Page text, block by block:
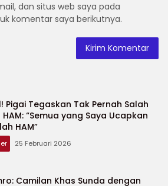
dan situs web saya pada
komentar saya berikutnya.
Pigai Tegaskan Tak Pernah Salah
HAM: “Semua yang Saya Ucapkan
HAM”
25 Februari 2026
Camilan Khas Sunda dengan